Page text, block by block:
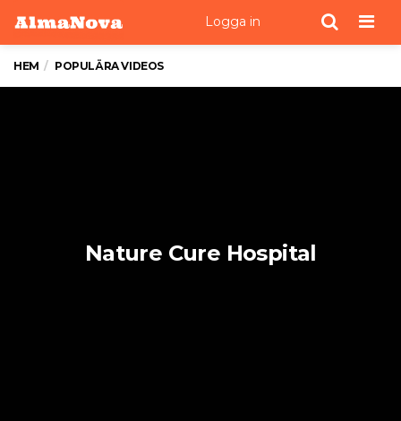
Logga in
HEM POPULÄRA VIDEOS
Nature Cure Hospital